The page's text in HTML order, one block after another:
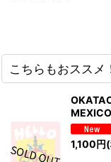
こちらもおススメ
1,100円